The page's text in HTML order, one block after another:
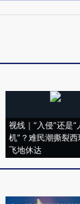
视线｜“入侵”还是“
机”？难民潮撕裂西
飞地休达